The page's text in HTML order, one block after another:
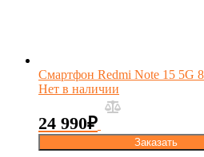
Смартфон Redmi Note 15 5G
Нет в наличии
24 990₽
Заказать